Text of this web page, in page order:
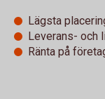
Lägsta
Leverans- och
Ränta på